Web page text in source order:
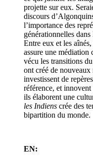
projette sur eux.
discours
l’importance des
générationnelles
Entre eux et les
assure une médiation
vécu les transitions
ont créé de
investissent de
référence, et
ils élaborent une
les Indiens crée des
bipartition du monde.
EN: